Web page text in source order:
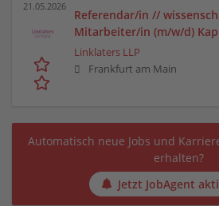
21.05.2026
Referendar/in //
Mitarbeiter/in (m/w/d)
Linklaters LLP
Frankfurt am Main
Automatisch neue Jobs und
erhalten?
Jetzt JobAgent